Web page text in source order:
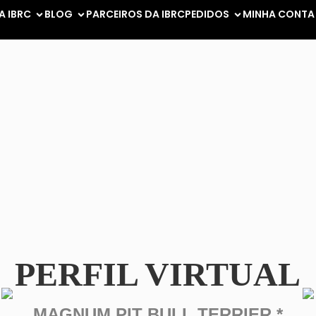
IBRC BLOG PARCEIROS DA IBRCPEDIDOS MINHA CONTA
PERFIL VIRTUAL